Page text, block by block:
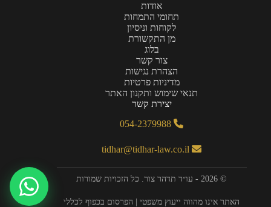
אודות
תחומי התמחות
לקוחות וניסיון
מן התקשורת
בלוג
צור קשר
הצהרת נגישות
מדיניות פרטיות
תנאי שימוש ותקנון האתר
יצירת קשר
054-2379988
tidhar@tidhar-law.co.il
© 2026 - עו״ד תדהר צור. כל הזכויות שמורות
האתר אינו מהווה ייעוץ משפטי | הפרסום בכפוף לכללי